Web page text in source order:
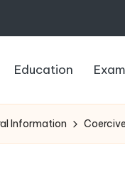
Education
Information